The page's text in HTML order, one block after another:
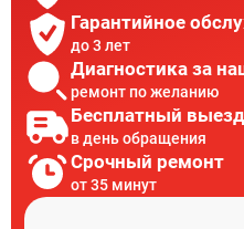
Гарантийное
до 3 лет
Диагностика за
ремонт по желанию
Бесплатный
в день обращения
Срочный ремонт
от 35 минут